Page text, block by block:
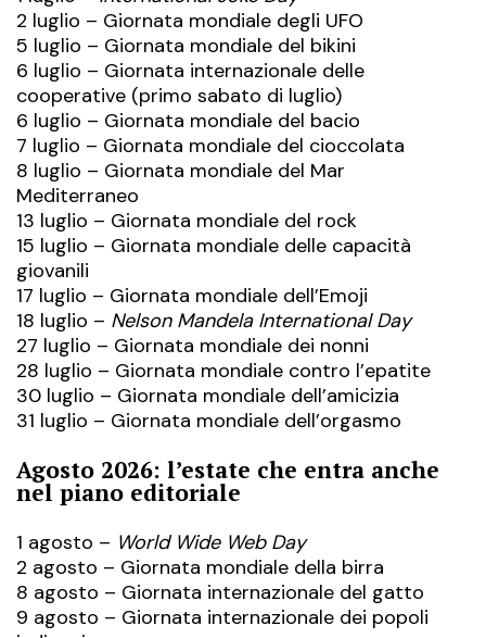
2 luglio – Giornata mondiale degli UFO
5 luglio – Giornata mondiale del bikini
6 luglio – Giornata internazionale delle
cooperative (primo sabato di luglio)
6 luglio – Giornata mondiale del bacio
7 luglio – Giornata mondiale del cioccolata
8 luglio – Giornata mondiale del Mar
Mediterraneo
13 luglio – Giornata mondiale del rock
15 luglio – Giornata mondiale delle capacità
giovanili
17 luglio – Giornata mondiale dell’Emoji
18 luglio – Nelson Mandela International Day
27 luglio – Giornata mondiale dei nonni
28 luglio – Giornata mondiale contro l’epatite
30 luglio – Giornata mondiale dell’amicizia
31 luglio – Giornata mondiale dell’orgasmo
Agosto 2026: l’estate che entra anche
nel piano editoriale
1 agosto – World Wide Web Day
2 agosto – Giornata mondiale della birra
8 agosto – Giornata internazionale del gatto
9 agosto – Giornata internazionale dei popoli